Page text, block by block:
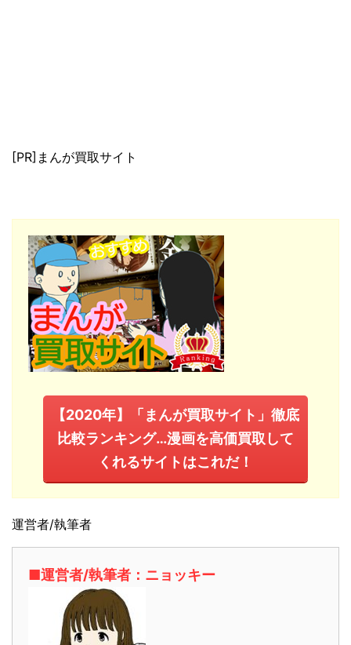
[PR]まんが買取サイト
【2020年】「まんが買取サイト」徹底
比較ランキング…漫画を高価買取して
くれるサイトはこれだ！
運営者/執筆者
■運営者/執筆者：ニョッキー